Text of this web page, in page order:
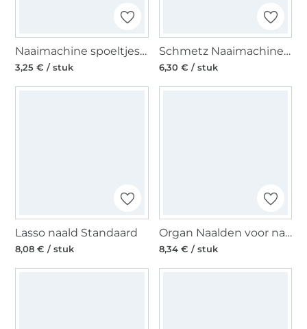
Naaimachine spoeltjes voor horizontale grijper KST, Ø 20,5 mm x 11,5 mm
3,25 € / stuk
Schmetz Naaimachinenaalden Sys. 130N/MET Topstitch/Metalli
6,30 € / stuk
Lasso naald Standaard
8,08 € / stuk
Organ Naalden voor naaimachines 130/705 H, Anti Glue 90-100
8,34 € / stuk